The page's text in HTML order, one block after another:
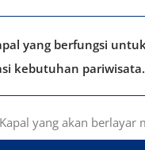
yang berfungsi
kebutuhan pariwisata.